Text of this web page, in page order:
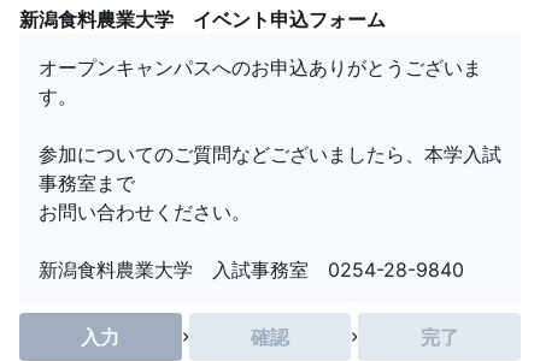
新潟食料農業大学 イベント申込フォーム
オープンキャンパスへのお申込ありがとうございま
す。
参加についてのご質問などございましたら、本学入試
事務室まで
お問い合わせください。
入力 確認 完了